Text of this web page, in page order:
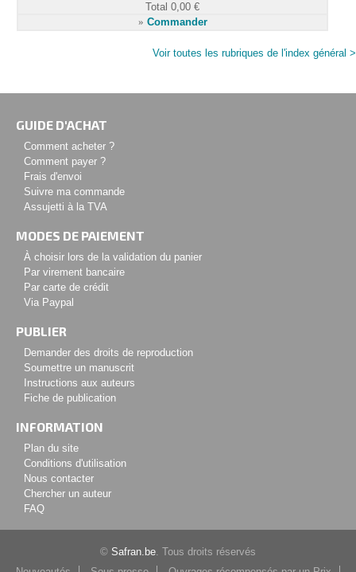
Total 0,00 €
» Commander
Voir toutes les rubriques de l'index général >
GUIDE D'ACHAT
Comment acheter ?
Comment payer ?
Frais d'envoi
Suivre ma commande
Assujetti à la TVA
MODES DE PAIEMENT
À choisir lors de la validation du panier
Par virement bancaire
Par carte de crédit
Via Paypal
PUBLIER
Demander des droits de reproduction
Soumettre un manuscrit
Instructions aux auteurs
Fiche de publication
INFORMATION
Plan du site
Conditions d'utilisation
Nous contacter
Chercher un auteur
FAQ
© Safran.be. Tous droits réservés